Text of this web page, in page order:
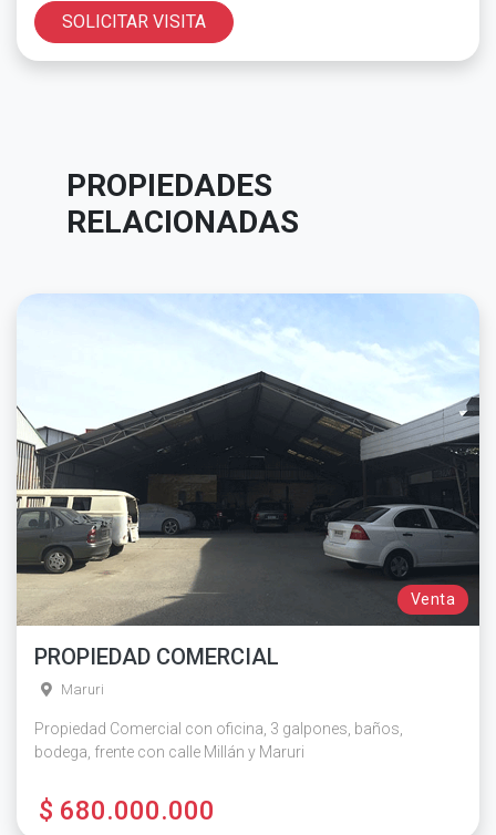
SOLICITAR VISITA
PROPIEDADES
RELACIONADAS
Venta
PROPIEDAD COMERCIAL
Maruri
Propiedad Comercial con oficina, 3 galpones, baños,
bodega, frente con calle Millán y Maruri
$ 680.000.000